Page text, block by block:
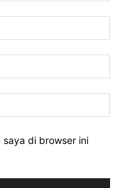
saya di browser ini